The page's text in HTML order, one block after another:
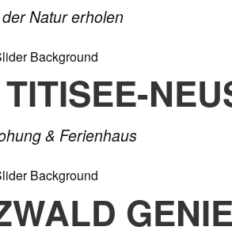
Natur erholen
& Ferienhaus